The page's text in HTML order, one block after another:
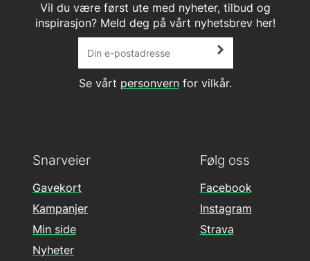
Vil du være først ute med nyheter, tilbud og
inspirasjon? Meld deg på vårt nyhetsbrev her!
Se vårt personvernfor vilkår.
Følg oss
Facebook
Instagram
Strava
Snarveier
Gavekort
Kampanjer
Min side
Nyheter